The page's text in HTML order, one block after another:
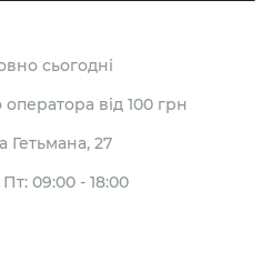
сьогодні
від 100 грн
Гетьмана, 27
09:00 - 18:00